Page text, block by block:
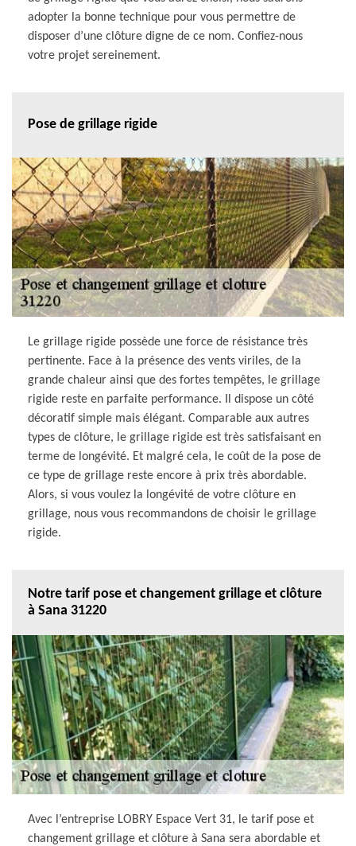
adopter la bonne technique pour vous permettre de
disposer d’une clôture digne de ce nom. Confiez-nous
votre projet sereinement.
Pose de grillage rigide
Le grillage rigide possède une force de résistance très
pertinente. Face à la présence des vents viriles, de la
grande chaleur ainsi que des fortes tempêtes, le grillage
rigide reste en parfaite performance. Il dispose un côté
décoratif simple mais élégant. Comparable aux autres
types de clôture, le grillage rigide est très satisfaisant en
terme de longévité. Et malgré cela, le coût de la pose de
ce type de grillage reste encore à prix très abordable.
Alors, si vous voulez la longévité de votre clôture en
grillage, nous vous recommandons de choisir le grillage
rigide.
Notre tarif pose et changement grillage et clôture
à Sana 31220
Avec l’entreprise LOBRY Espace Vert 31, le tarif pose et
changement grillage et clôture à Sana sera abordable et